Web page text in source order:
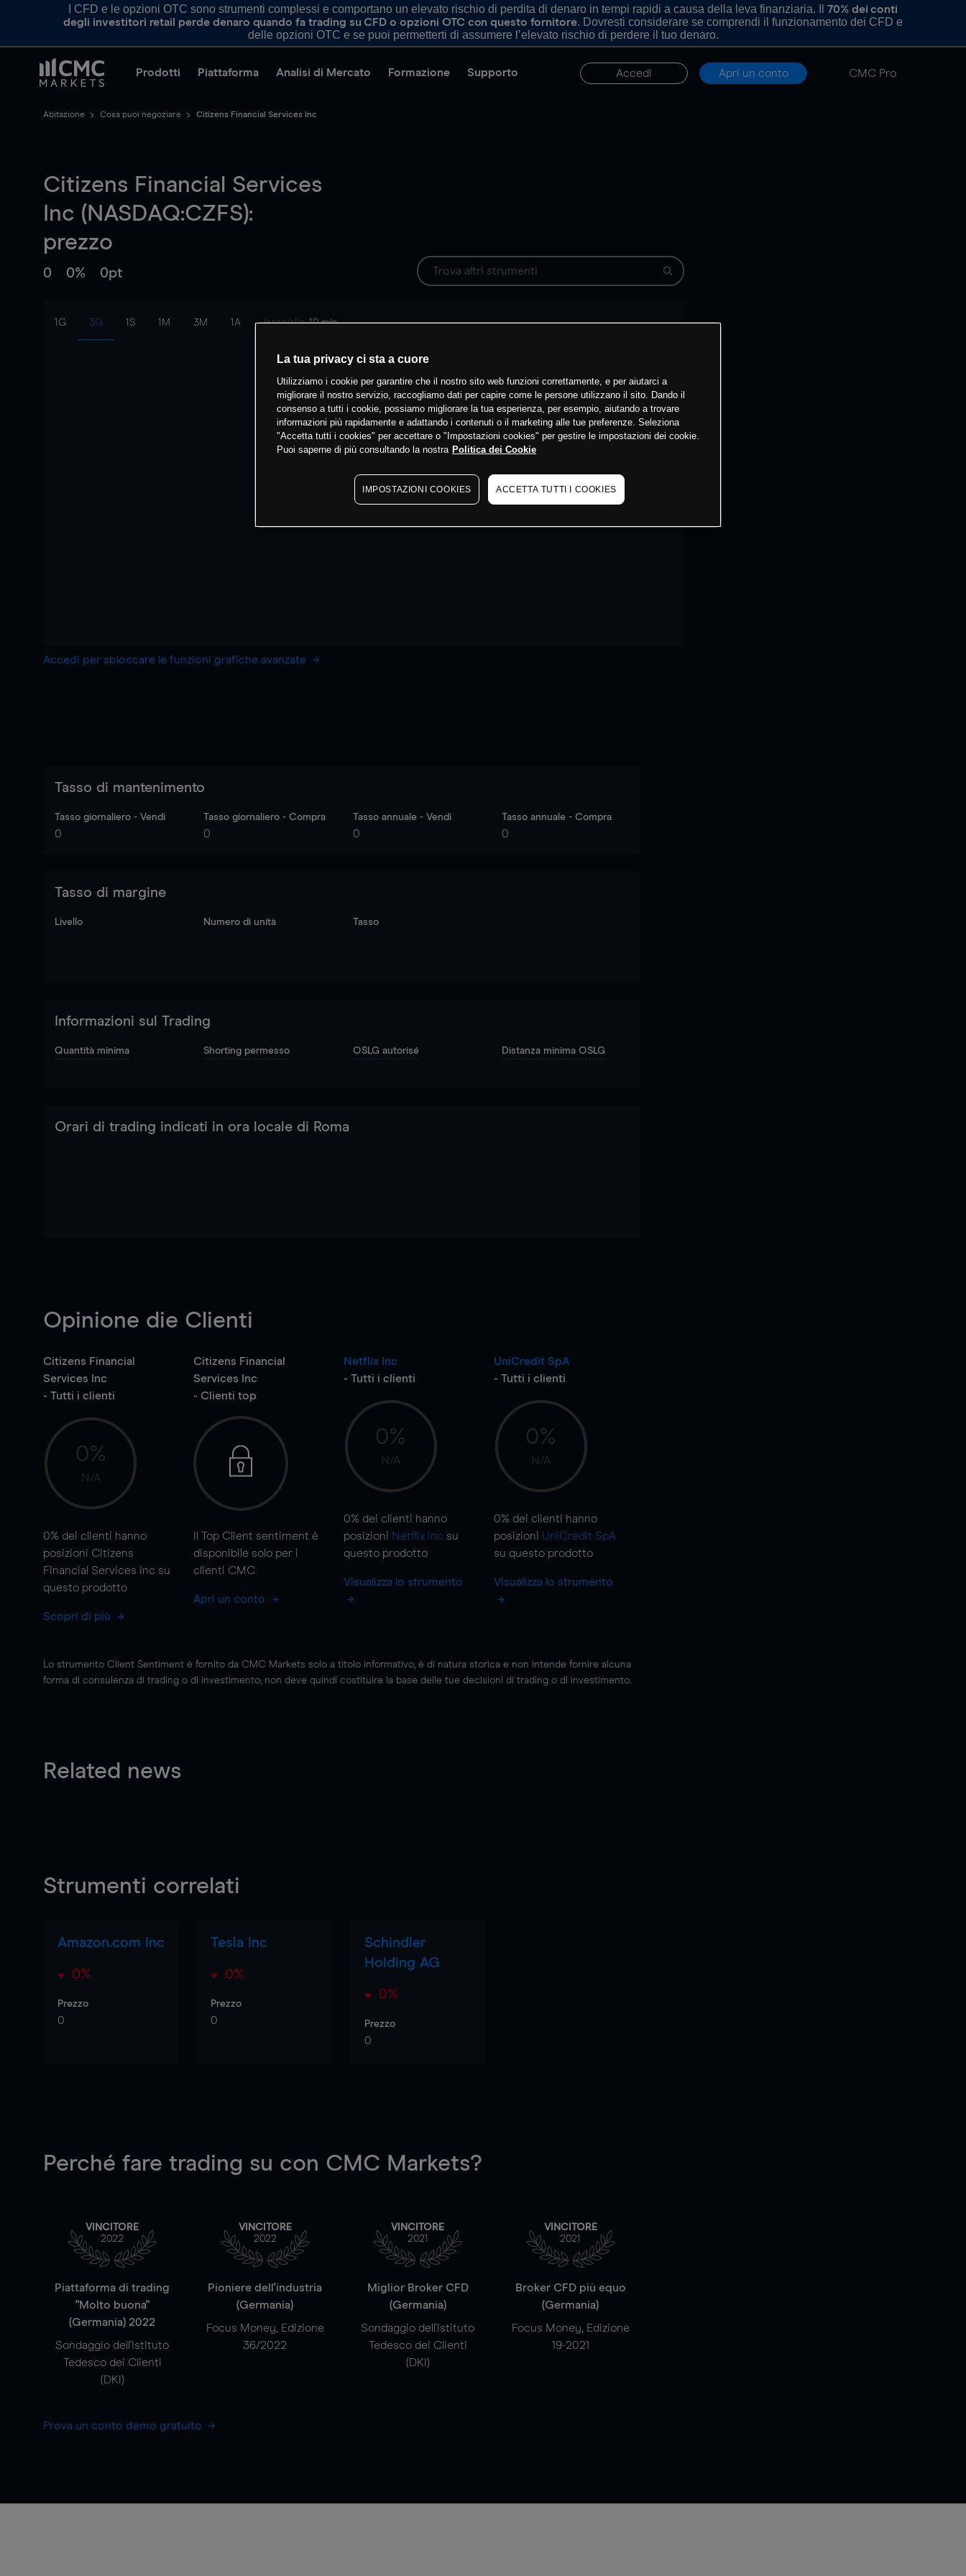
I CFD e le opzioni OTC sono strumenti complessi e comportano un elevato rischio di perdita di denaro in tempi rapidi a causa della leva finanziaria. Il 70% dei conti
degli investitori retail perde denaro quando fa trading su CFD o opzioni OTC con questo fornitore. Dovresti considerare se comprendi il funzionamento dei CFD e
delle opzioni OTC e se puoi permetterti di assumere l’elevato rischio di perdere il tuo denaro.
Prodotti Piattaforma Analisi di Mercato Formazione Supporto Accedi Apri un conto CMC Pro
Abitazione Cosa puoi negoziare Citizens Financial Services Inc
Citizens Financial Services
Inc (NASDAQ:CZFS):
prezzo
0 0% 0pt
1G 3G 1S 1M 3M 1A Intervallo:10 min
Accedi per sbloccare le funzioni grafiche avanzate
Tasso di mantenimento
Tasso giornaliero - Vendi
0
Tasso giornaliero - Compra
0
Tasso annuale - Vendi
0
Tasso annuale - Compra
0
Tasso di margine
Livello Numero di unità Tasso
Informazioni sul Trading
Quantità minima Shorting permesso OSLG autorisé Distanza minima OSLG
Orari di trading indicati in ora locale di Roma
Opinione die Clienti
Citizens Financial
Services Inc
- Tutti i clienti
0%
N/A
0% dei clienti hanno
posizioni Citizens
Financial Services Inc su
questo prodotto
Scopri di più
Citizens Financial
Services Inc
- Clienti top
Il Top Client sentiment è
disponibile solo per i
clienti CMC
Apri un conto
Netflix Inc
- Tutti i clienti
0%
N/A
0% dei clienti hanno
posizioni Netflix Inc su
questo prodotto
Visualizza lo strumento
UniCredit SpA
- Tutti i clienti
0%
N/A
0% dei clienti hanno
posizioni UniCredit SpA
su questo prodotto
Visualizza lo strumento
Lo strumento Client Sentiment è fornito da CMC Markets solo a titolo informativo, è di natura storica e non intende fornire alcuna
forma di consulenza di trading o di investimento; non deve quindi costituire la base delle tue decisioni di trading o di investimento.
Related news
Strumenti correlati
Amazon.com Inc
0%
Prezzo
0
Tesla Inc
0%
Prezzo
0
Schindler
Holding AG
0%
Prezzo
0
Perché fare trading su con CMC Markets?
VINCITORE
2022
Piattaforma di trading
"Molto buona"
(Germania) 2022
Sondaggio dell'Istituto
Tedesco dei Clienti
(DKI)
VINCITORE
2022
Pioniere dell'industria
(Germania)
Focus Money, Edizione
36/2022
VINCITORE
2021
Miglior Broker CFD
(Germania)
Sondaggio dell'Istituto
Tedesco dei Clienti
(DKI)
VINCITORE
2021
Broker CFD più equo
(Germania)
Focus Money, Edizione
19-2021
Prova un conto demo gratuito
La tua privacy ci sta a cuore
Utilizziamo i cookie per garantire che il nostro sito web funzioni correttamente, e per aiutarci a
migliorare il nostro servizio, raccogliamo dati per capire come le persone utilizzano il sito. Dando il
consenso a tutti i cookie, possiamo migliorare la tua esperienza, per esempio, aiutando a trovare
informazioni più rapidamente e adattando i contenuti o il marketing alle tue preferenze. Seleziona
"Accetta tutti i cookies" per accettare o "Impostazioni cookies" per gestire le impostazioni dei cookie.
Puoi saperne di più consultando la nostra Politica dei Cookie
IMPOSTAZIONI COOKIES ACCETTA TUTTI I COOKIES